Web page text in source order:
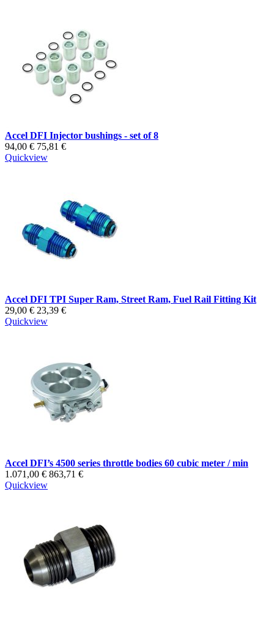
Accel DFI Injector bushings - set of 8
94,00 € 75,81 €
Quickview
Accel DFI TPI Super Ram, Street Ram, Fuel Rail Fitting Kit
29,00 € 23,39 €
Quickview
Accel DFI’s 4500 series throttle bodies 60 cubic meter / min
1.071,00 € 863,71 €
Quickview